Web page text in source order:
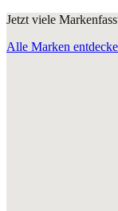
Jetzt viele
Alle Marken